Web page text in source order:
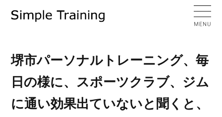
堺市パーソナルトレーニング、毎
日の様に、スポーツクラブ、ジム
に通い効果出ていないと聞くと、